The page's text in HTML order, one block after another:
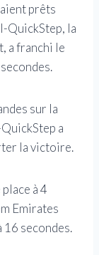
prêts
QuickStep, la
a franchi le
sur la
a
la victoire.
à 4
Emirates
16 secondes.